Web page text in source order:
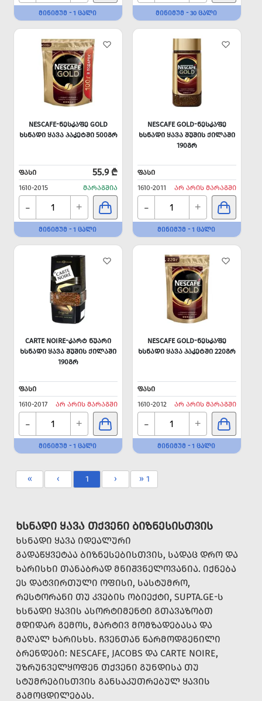
ᲛᲘᲜᲘᲛᲣᲛ - 1 ᲪᲐᲚᲘ ᲛᲘᲜᲘᲛᲣᲛ - 30 ᲪᲐᲚᲘ
NESCAFE-ᲜᲔᲡᲙᲐᲤᲔ GOLD
ᲮᲡᲜᲐᲓᲘ ᲧᲐᲕᲐ ᲞᲐᲙᲔᲢᲨᲘ 500ᲒᲠ
ᲤᲐᲡᲘ 55.9 ₾
1610-2015 ᲛᲐᲠᲐᲒᲨᲘᲐ
- +
ᲛᲘᲜᲘᲛᲣᲛ - 1 ᲪᲐᲚᲘ
NESCAFE GOLD-ᲜᲔᲡᲙᲐᲤᲔ
ᲮᲡᲜᲐᲓᲘ ᲧᲐᲕᲐ ᲨᲣᲨᲘᲡ ᲥᲘᲚᲐᲨᲘ
190ᲒᲠ
ᲤᲐᲡᲘ
1610-2011
ᲐᲠ ᲐᲠᲘᲡ ᲛᲐᲠᲐᲒᲨᲘ
- +
ᲛᲘᲜᲘᲛᲣᲛ - 1 ᲪᲐᲚᲘ
CARTE NOIRE-ᲙᲐᲠᲢ ᲜᲣᲐᲠᲘ
ᲮᲡᲜᲐᲓᲘ ᲧᲐᲕᲐ ᲨᲣᲨᲘᲡ ᲥᲘᲚᲐᲨᲘ
190ᲒᲠ
ᲤᲐᲡᲘ
1610-2017
ᲐᲠ ᲐᲠᲘᲡ ᲛᲐᲠᲐᲒᲨᲘ
- +
ᲛᲘᲜᲘᲛᲣᲛ - 1 ᲪᲐᲚᲘ
NESCAFE GOLD-ᲜᲔᲡᲙᲐᲤᲔ
ᲮᲡᲜᲐᲓᲘ ᲧᲐᲕᲐ ᲞᲐᲙᲔᲢᲨᲘ 220ᲒᲠ
ᲤᲐᲡᲘ
1610-2012
ᲐᲠ ᲐᲠᲘᲡ ᲛᲐᲠᲐᲒᲨᲘ
- +
ᲛᲘᲜᲘᲛᲣᲛ - 1 ᲪᲐᲚᲘ
« ‹ 1 › » 1
ᲮᲡᲜᲐᲓᲘ ᲧᲐᲕᲐ ᲗᲥᲕᲔᲜᲘ ᲑᲘᲖᲜᲔᲡᲘᲡᲗᲕᲘᲡ
ᲮᲡᲜᲐᲓᲘ ᲧᲐᲕᲐ ᲘᲓᲔᲐᲚᲣᲠᲘ
ᲒᲐᲓᲐᲬᲧᲕᲔᲢᲐᲐ ᲑᲘᲖᲜᲔᲡᲔᲑᲘᲡᲗᲕᲘᲡ, ᲡᲐᲓᲐᲪ ᲓᲠᲝ ᲓᲐ
ᲮᲐᲠᲘᲡᲮᲘ ᲗᲐᲜᲐᲑᲠᲐᲓ ᲛᲜᲘᲨᲕᲜᲔᲚᲝᲕᲐᲜᲘᲐ. ᲘᲥᲜᲔᲑᲐ
ᲔᲡ ᲓᲐᲢᲕᲘᲠᲗᲣᲚᲘ ᲝᲤᲘᲡᲘ, ᲡᲐᲡᲢᲣᲛᲠᲝ,
ᲠᲔᲡᲢᲝᲠᲐᲜᲘ ᲗᲣ ᲙᲕᲔᲑᲘᲡ ᲝᲑᲘᲔᲥᲢᲘ, SUPTA.GE-Ს
ᲮᲡᲜᲐᲓᲘ ᲧᲐᲕᲘᲡ ᲐᲡᲝᲠᲢᲘᲛᲔᲜᲢᲘ ᲒᲗᲐᲕᲐᲖᲝᲑᲗ
ᲛᲓᲘᲓᲐᲠ ᲒᲔᲛᲝᲡ, ᲛᲐᲠᲢᲘᲕ ᲛᲝᲛᲖᲐᲓᲔᲑᲐᲡᲐ ᲓᲐ
ᲛᲐᲦᲐᲚ ᲮᲐᲠᲘᲡᲮᲡ. ᲩᲕᲔᲜᲗᲐᲜ ᲬᲐᲠᲛᲝᲓᲒᲔᲜᲘᲚᲘ
ᲑᲠᲔᲜᲓᲔᲑᲘ: NESCAFE, JACOBS ᲓᲐ CARTE NOIRE,
ᲣᲖᲠᲣᲜᲕᲔᲚᲧᲝᲤᲔᲜ ᲗᲥᲕᲔᲜᲘ ᲒᲣᲜᲓᲘᲡᲐ ᲗᲣ
ᲡᲢᲣᲛᲠᲔᲑᲘᲡᲗᲕᲘᲡ ᲒᲐᲜᲡᲐᲙᲣᲗᲠᲔᲑᲣᲚ ᲧᲐᲕᲘᲡ
ᲒᲐᲛᲝᲪᲓᲘᲚᲔᲑᲐᲡ.